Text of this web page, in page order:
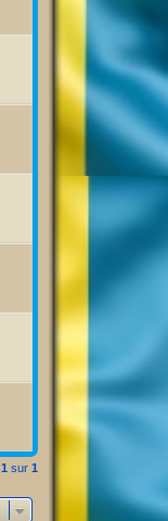
1 sur 1